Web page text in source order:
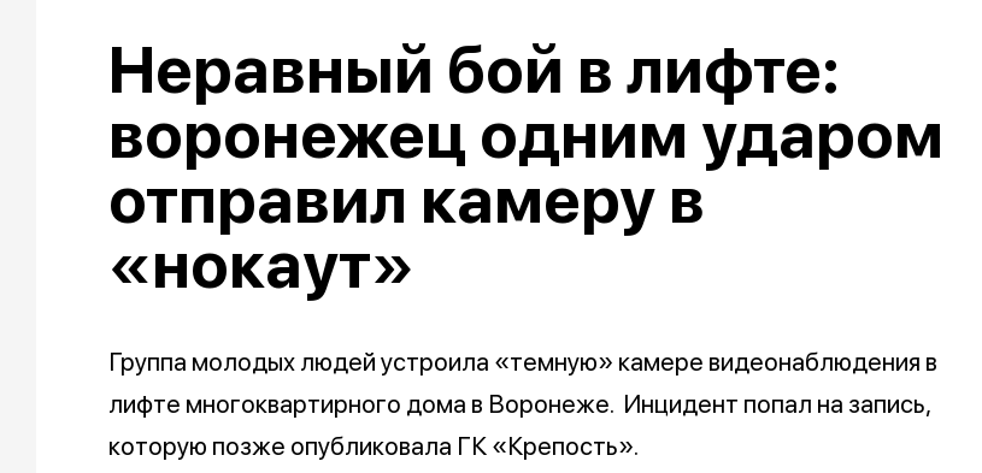
Неравный бой в лифте:
воронежец одним ударом
отправил камеру в
«нокаут»
Группа молодых людей устроила «темную» камере видеонаблюдения в
лифте многоквартирного дома в Воронеже. Инцидент попал на запись,
которую позже опубликовала ГК «Крепость».